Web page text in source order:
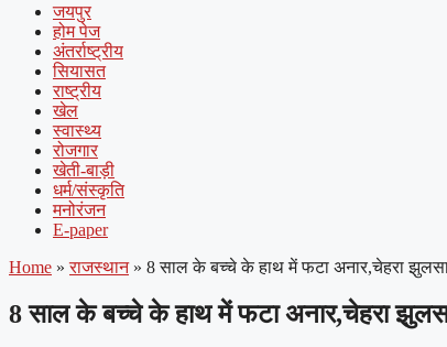
जयपुर
होम पेज
अंतर्राष्ट्रीय
सियासत
राष्ट्रीय
खेल
स्वास्थ्य
रोजगार
खेती-बाड़ी
धर्म/संस्कृति
मनोरंजन
E-paper
Home » राजस्थान » 8 साल के बच्चे के हाथ में फटा अनार,चेहरा
8 साल के बच्चे के हाथ में फटा अनार,चेहरा